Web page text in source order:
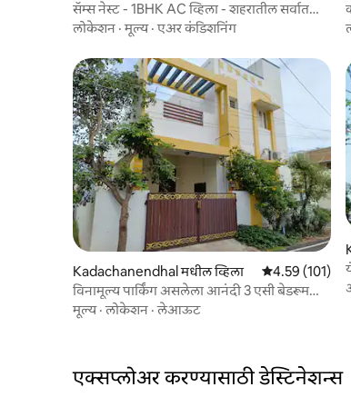
सॅम्स नेस्ट - 1BHK AC व्हिला - शहरातील सर्वात
जास्त रिव्ह्यू केले
लोकेशन ·मूल्य·एअर कंडिशनिंग
Kadachanendhal मधील व्हिला 5 पैकी 4.59
4.59 (101)
विनामूल्य पार्किंग असलेला आनंदी 3 एसी बेडरूम
व्हिला
मूल्य·लोकेशन ·लेआऊट
एक्सप्लोअर करण्यासाठी डेस्टिनेशन्स